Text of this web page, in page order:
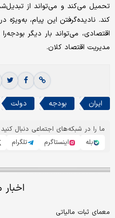
تحمیل می‌کند و می‌تواند از
کند. نادیده‌گرفتن این پیام،
اقتصادی، می‌تواند ‌بار دیگر
مدیریت اقتصاد کلان.
ایران بودجه دولت
ما را در شبکه‌های اجتماعی دنبال کنید
بله
اینستاگرم تلگرام
معمای ثبات مالیاتی